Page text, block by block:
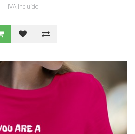
IVA Incluído